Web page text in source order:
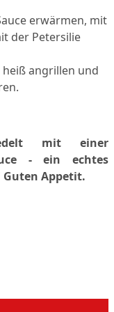
erwärmen, mit
der Petersilie
angrillen und
mit einer
- ein echtes
Appetit.